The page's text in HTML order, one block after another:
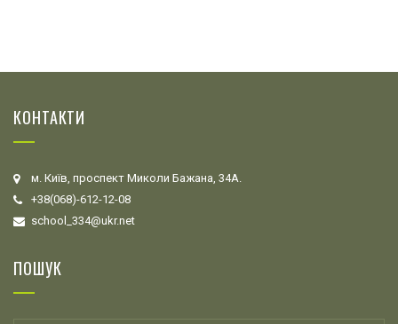
КОНТАКТИ
м. Київ, проспект Миколи Бажана, 34А.
+38(068)-612-12-08
school_334@ukr.net
ПОШУК